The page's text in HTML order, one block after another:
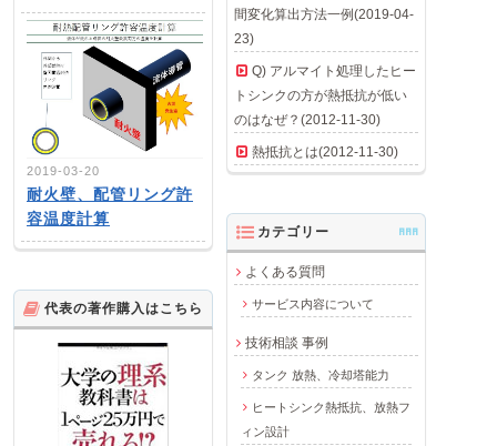
2019-03-20
耐火壁、配管リング許
容温度計算
間変化算出方法一例(2019-04-
23)
Q) アルマイト処理したヒー
トシンクの方が熱抵抗が低い
のはなぜ？(2012-11-30)
熱抵抗とは(2012-11-30)
カテゴリー AAA
よくある質問
サービス内容について
技術相談 事例
タンク 放熱、冷却塔能力
ヒートシンク熱抵抗、放熱フ
ィン設計
代表の著作購入はこちら